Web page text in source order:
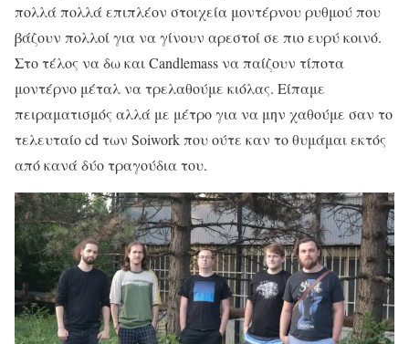
πολλά πολλά επιπλέον στοιχεία μοντέρνου ρυθμού που
βάζουν πολλοί για να γίνουν αρεστοί σε πιο ευρύ κοινό.
Στο τέλος να δω και Candlemass να παίζουν τίποτα
μοντέρνο μέταλ να τρελαθούμε κιόλας. Είπαμε
πειραματισμός αλλά με μέτρο για να μην χαθούμε σαν το
τελευταίο cd των Soiwork που ούτε καν το θυμάμαι εκτός
από κανά δύο τραγούδια του.